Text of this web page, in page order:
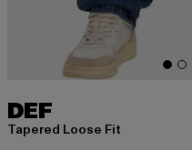
DEF
Tapered Loose Fit